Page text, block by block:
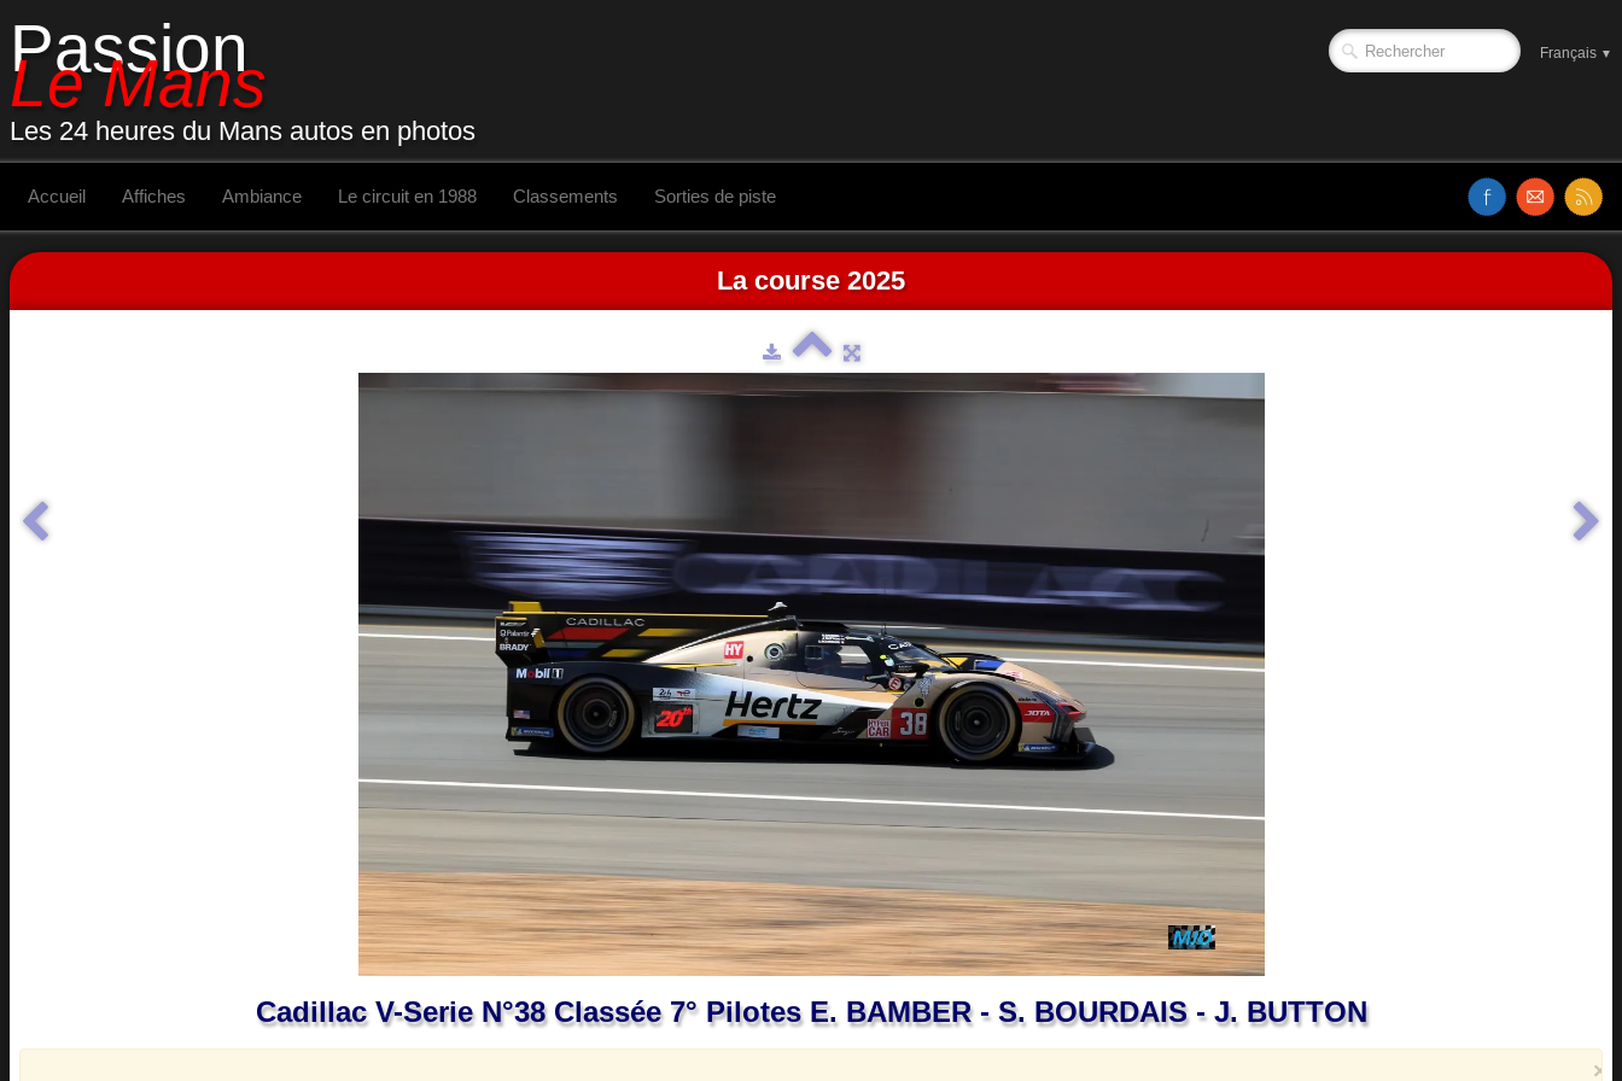
Passion
Le Mans
Les 24 heures du Mans autos en photos
Français ▼
Accueil Affiches Ambiance Le circuit en 1988 Classements Sorties de piste
La course 2025
Cadillac V-Serie N°38 Classée 7° Pilotes E. BAMBER - S. BOURDAIS - J. BUTTON
×